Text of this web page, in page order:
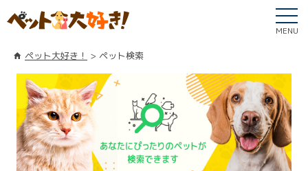
MENU
ペット大好き！ ペット検索